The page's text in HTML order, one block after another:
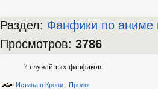
Раздел: Фанфики по аниме
Просмотров: 3786
7 случайных фанфиков:
Истина в Крови | Пролог